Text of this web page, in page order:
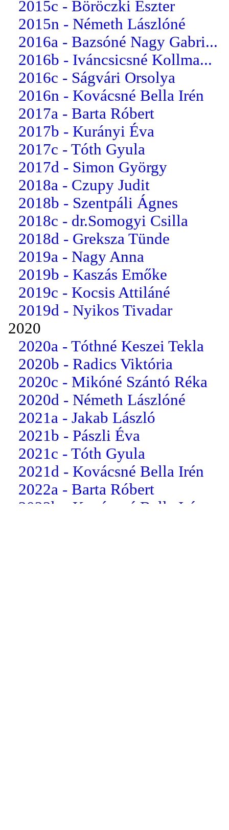
2015c - Böröczki Eszter
2015n - Németh Lászlóné
2016a - Bazsóné Nagy Gabri...
2016b - Iváncsicsné Kollma...
2016c - Ságvári Orsolya
2016n - Kovácsné Bella Irén
2017a - Barta Róbert
2017b - Kurányi Éva
2017c - Tóth Gyula
2017d - Simon György
2018a - Czupy Judit
2018b - Szentpáli Ágnes
2018c - dr.Somogyi Csilla
2018d - Greksza Tünde
2019a - Nagy Anna
2019b - Kaszás Emőke
2019c - Kocsis Attiláné
2019d - Nyikos Tivadar
2020
2020a - Tóthné Keszei Tekla
2020b - Radics Viktória
2020c - Mikóné Szántó Réka
2020d - Németh Lászlóné
2021a - Jakab László
2021b - Pászli Éva
2021c - Tóth Gyula
2021d - Kovácsné Bella Irén
2022a - Barta Róbert
2022b - Kovácsné Bella Irén